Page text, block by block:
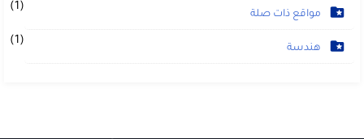
مواقع ذات صلة
(1)
هندسة
(1)